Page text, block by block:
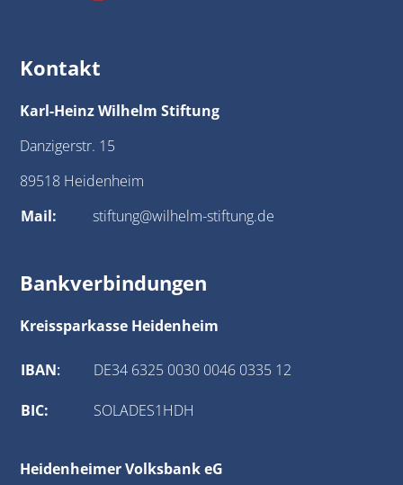
Kontakt
Karl-Heinz Wilhelm Stiftung
Danzigerstr. 15
89518 Heidenheim
Mail:
stiftung@wilhelm-stiftung.de
Bankverbindungen
Kreissparkasse Heidenheim
IBAN: DE34 6325 0030 0046 0335 12
BIC: SOLADES1HDH
Heidenheimer Volksbank eG